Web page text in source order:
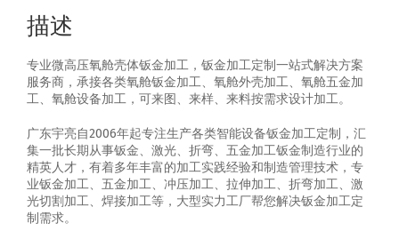
描述
专业微高压氧舱壳体钣金加工，钣金加工定制一站式解决方案
服务商，承接各类氧舱钣金加工、氧舱外壳加工、氧舱五金加
工、氧舱设备加工，可来图、来样、来料按需求设计加工。
广东宇亮自2006年起专注生产各类智能设备钣金加工定制，汇
集一批长期从事钣金、激光、折弯、五金加工钣金制造行业的
精英人才，有着多年丰富的加工实践经验和制造管理技术，专
业钣金加工、五金加工、冲压加工、拉伸加工、折弯加工、激
光切割加工、焊接加工等，大型实力工厂帮您解决钣金加工定
制需求。